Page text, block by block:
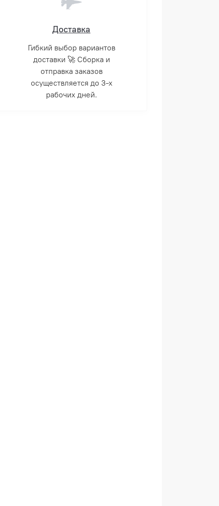
Доставка
Гибкий выбор вариантов
доставки 🚀 Сборка и
отправка заказов
осуществляется до 3-х
рабочих дней.